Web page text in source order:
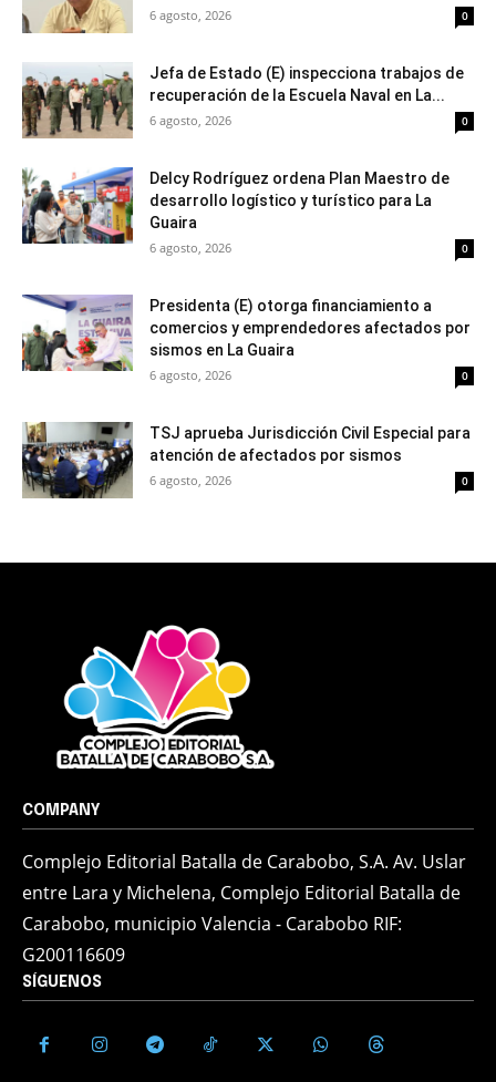
6 agosto, 2026 0
Jefa de Estado (E) inspecciona trabajos de
recuperación de la Escuela Naval en La...
6 agosto, 2026 0
Delcy Rodríguez ordena Plan Maestro de
desarrollo logístico y turístico para La
Guaira
6 agosto, 2026 0
Presidenta (E) otorga financiamiento a
comercios y emprendedores afectados por
sismos en La Guaira
6 agosto, 2026 0
TSJ aprueba Jurisdicción Civil Especial para
atención de afectados por sismos
6 agosto, 2026 0
COMPANY
Complejo Editorial Batalla de Carabobo, S.A. Av. Uslar
entre Lara y Michelena, Complejo Editorial Batalla de
Carabobo, municipio Valencia - Carabobo RIF:
G200116609
SÍGUENOS